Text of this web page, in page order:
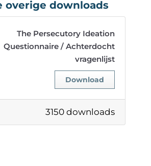
overige downloads
The Persecutory Ideation
Questionnaire / Achterdocht
vragenlijst
Download
3150 downloads